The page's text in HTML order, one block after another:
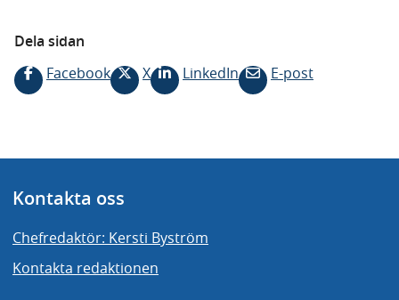
Dela sidan
Facebook
X LinkedIn E-post
Kontakta oss
Chefredaktör: Kersti Byström
Kontakta redaktionen